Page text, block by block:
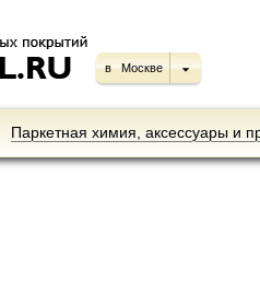
в Москве
Паркетная химия, аксессуары и